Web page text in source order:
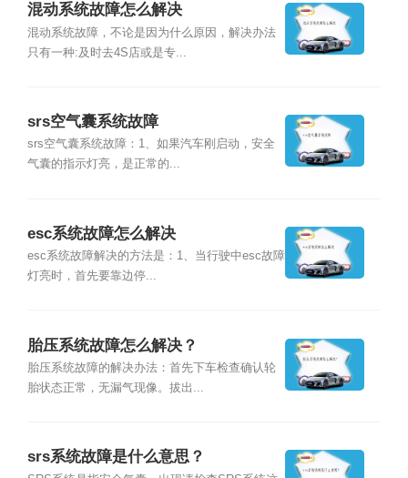
混动系统故障怎么解决
混动系统故障，不论是因为什么原因，解决办法
只有一种:及时去4S店或是专...
srs空气囊系统故障
srs空气囊系统故障：1、如果汽车刚启动，安全
气囊的指示灯亮，是正常的...
esc系统故障怎么解决
esc系统故障解决的方法是：1、当行驶中esc故障
灯亮时，首先要靠边停...
胎压系统故障怎么解决？
胎压系统故障的解决办法：首先下车检查确认轮
胎状态正常，无漏气现像。拔出...
srs系统故障是什么意思？